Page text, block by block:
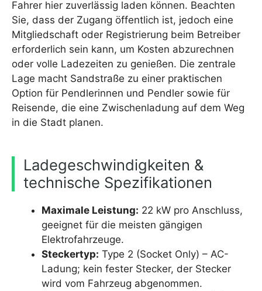
Fahrer hier zuverlässig laden können. Beachten
Sie, dass der Zugang öffentlich ist, jedoch eine
Mitgliedschaft oder Registrierung beim Betreiber
erforderlich sein kann, um Kosten abzurechnen
oder volle Ladezeiten zu genießen. Die zentrale
Lage macht Sandstraße zu einer praktischen
Option für Pendlerinnen und Pendler sowie für
Reisende, die eine Zwischenladung auf dem Weg
in die Stadt planen.
Ladegeschwindigkeiten &
technische Spezifikationen
Maximale Leistung: 22 kW pro Anschluss,
geeignet für die meisten gängigen
Elektrofahrzeuge.
Steckertyp: Type 2 (Socket Only) – AC-
Ladung; kein fester Stecker, der Stecker
wird vom Fahrzeug abgenommen.